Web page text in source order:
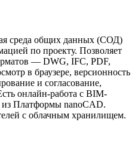
среда общих данных (СОД)
по проекту. Позволяет
— DWG, IFC, PDF,
в браузере, версионность
и согласование,
онлайн-работа с BIM-
Платформы nanoCAD.
с облачным хранилищем.